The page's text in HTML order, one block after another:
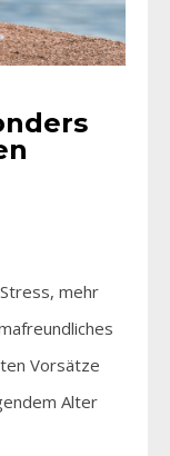
mehr
Vorsätze
Alter